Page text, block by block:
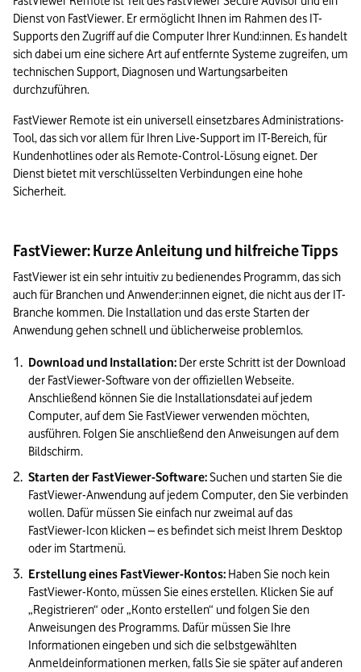
Dienst von FastViewer. Er ermöglicht Ihnen im Rahmen des IT-
Supports den Zugriff auf die Computer Ihrer Kund:innen. Es handelt
sich dabei um eine sichere Art auf entfernte Systeme zugreifen, um
technischen Support, Diagnosen und Wartungsarbeiten
durchzuführen.
FastViewer Remote ist ein universell einsetzbares Administrations-
Tool, das sich vor allem für Ihren Live-Support im IT-Bereich, für
Kundenhotlines oder als Remote-Control-Lösung eignet. Der
Dienst bietet mit verschlüsselten Verbindungen eine hohe
Sicherheit.
FastViewer: Kurze Anleitung und hilfreiche Tipps
FastViewer ist ein sehr intuitiv zu bedienendes Programm, das sich
auch für Branchen und Anwender:innen eignet, die nicht aus der IT-
Branche kommen. Die Installation und das erste Starten der
Anwendung gehen schnell und üblicherweise problemlos.
Download und Installation: Der erste Schritt ist der Download
der FastViewer-Software von der offiziellen Webseite.
Anschließend können Sie die Installationsdatei auf jedem
Computer, auf dem Sie FastViewer verwenden möchten,
ausführen. Folgen Sie anschließend den Anweisungen auf dem
Bildschirm.
Starten der FastViewer-Software: Suchen und starten Sie die
FastViewer-Anwendung auf jedem Computer, den Sie verbinden
wollen. Dafür müssen Sie einfach nur zweimal auf das
FastViewer-Icon klicken – es befindet sich meist Ihrem Desktop
oder im Startmenü.
Erstellung eines FastViewer-Kontos: Haben Sie noch kein
FastViewer-Konto, müssen Sie eines erstellen. Klicken Sie auf
„Registrieren“ oder „Konto erstellen“ und folgen Sie den
Anweisungen des Programms. Dafür müssen Sie Ihre
Informationen eingeben und sich die selbstgewählten
Anmeldeinformationen merken, falls Sie sie später auf anderen